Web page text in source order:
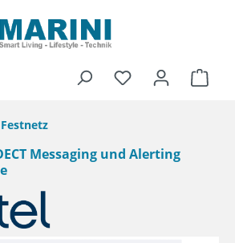
Festnetz
Messaging und Alerting